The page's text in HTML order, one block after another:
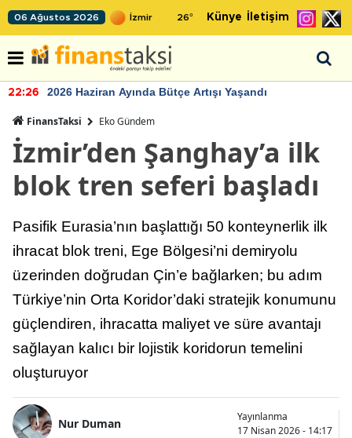
06 Ağustos 2026 26° Künye İletişim
22:26 2026 Haziran Ayında Bütçe Artışı Yaşandı
FinansTaksi Eko Gündem
İzmir’den Şanghay’a ilk
blok tren seferi başladı
Pasifik Eurasia’nın başlattığı 50 konteynerlik ilk
ihracat blok treni, Ege Bölgesi’ni demiryolu
üzerinden doğrudan Çin’e bağlarken; bu adım
Türkiye’nin Orta Koridor’daki stratejik konumunu
güçlendiren, ihracatta maliyet ve süre avantajı
sağlayan kalıcı bir lojistik koridorun temelini
oluşturuyor
Nur Duman
Yayınlanma
17 Nisan 2026 - 14:17